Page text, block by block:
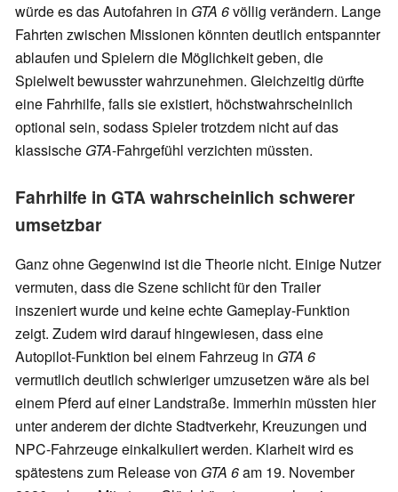
würde es das Autofahren in GTA 6völlig verändern. Lange
Fahrten zwischen Missionen könnten deutlich entspannter
ablaufen und Spielern die Möglichkeit geben, die
Spielwelt bewusster wahrzunehmen. Gleichzeitig dürfte
eine Fahrhilfe, falls sie existiert, höchstwahrscheinlich
optional sein, sodass Spieler trotzdem nicht auf das
klassische GTA-Fahrgefühl verzichten müssten.
Fahrhilfe in GTA wahrscheinlich schwerer
umsetzbar
Ganz ohne Gegenwind ist die Theorie nicht. Einige Nutzer
vermuten, dass die Szene schlicht für den Trailer
inszeniert wurde und keine echte Gameplay-Funktion
zeigt. Zudem wird darauf hingewiesen, dass eine
Autopilot-Funktion bei einem Fahrzeug in GTA 6
vermutlich deutlich schwieriger umzusetzen wäre als bei
einem Pferd auf einer Landstraße. Immerhin müssten hier
unter anderem der dichte Stadtverkehr, Kreuzungen und
NPC-Fahrzeuge einkalkuliert werden. Klarheit wird es
spätestens zum Release von GTA 6am 19. November